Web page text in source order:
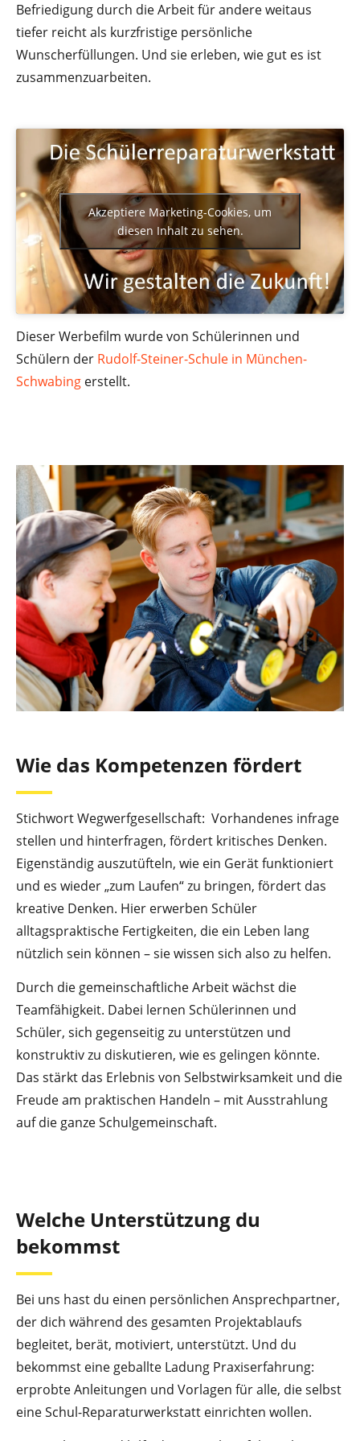
Befriedigung durch die Arbeit für andere weitaus
tiefer reicht als kurzfristige persönliche
Wunscherfüllungen. Und sie erleben, wie gut es ist
zusammenzuarbeiten.
Akzeptiere Marketing-Cookies, um
diesen Inhalt zu sehen.
Dieser Werbefilm wurde von Schülerinnen und
Schülern der Rudolf-Steiner-Schule in München-
Schwabing erstellt.
Wie das Kompetenzen fördert
Stichwort Wegwerfgesellschaft: Vorhandenes infrage
stellen und hinterfragen, fördert kritisches Denken.
Eigenständig auszutüfteln, wie ein Gerät funktioniert
und es wieder „zum Laufen“ zu bringen, fördert das
kreative Denken. Hier erwerben Schüler
alltagspraktische Fertigkeiten, die ein Leben lang
nützlich sein können – sie wissen sich also zu helfen.
Durch die gemeinschaftliche Arbeit wächst die
Teamfähigkeit. Dabei lernen Schülerinnen und
Schüler, sich gegenseitig zu unterstützen und
konstruktiv zu diskutieren, wie es gelingen könnte.
Das stärkt das Erlebnis von Selbstwirksamkeit und die
Freude am praktischen Handeln – mit Ausstrahlung
auf die ganze Schulgemeinschaft.
Welche Unterstützung du
bekommst
Bei uns hast du einen persönlichen Ansprechpartner,
der dich während des gesamten Projektablaufs
begleitet, berät, motiviert, unterstützt. Und du
bekommst eine geballte Ladung Praxiserfahrung:
erprobte Anleitungen und Vorlagen für alle, die selbst
eine Schul-Reparaturwerkstatt einrichten wollen.